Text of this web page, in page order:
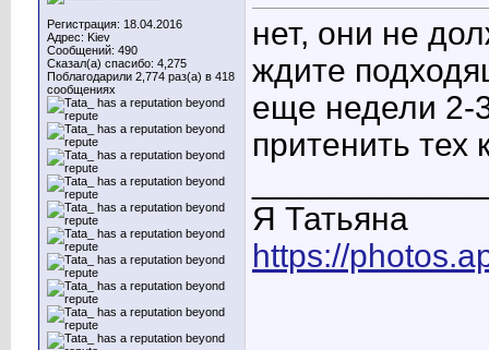
Регистрация: 18.04.2016
Адрес: Kiev
Сообщений: 490
Сказал(а) спасибо: 4,275
Поблагодарили 2,774 раз(а) в 418
сообщениях
нет, они не
ждите
еще недели 2-
притенить тех
Я Татьяна
https://